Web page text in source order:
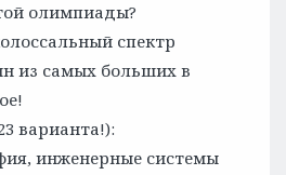
олимпиады?
спектр
из самых больших в
варианта!):
инженерные системы